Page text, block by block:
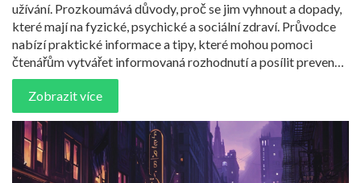
užívání. Prozkoumává důvody, proč se jim vyhnout a dopady,
které mají na fyzické, psychické a sociální zdraví. Průvodce
nabízí praktické informace a tipy, které mohou pomoci
čtenářům vytvářet informovaná rozhodnutí a posílit prevenci
v oblasti drog.
Zobrazit více